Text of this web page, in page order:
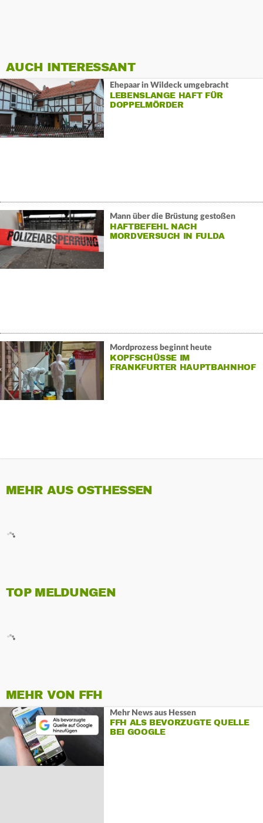
AUCH INTERESSANT
Ehepaar in Wildeck umgebracht
LEBENSLANGE HAFT FÜR
DOPPELMÖRDER
Mann über die Brüstung gestoßen
HAFTBEFEHL NACH
MORDVERSUCH IN FULDA
Mordprozess beginnt heute
KOPFSCHÜSSE IM
FRANKFURTER HAUPTBAHNHOF
MEHR AUS OSTHESSEN
TOP MELDUNGEN
MEHR VON FFH
Mehr News aus Hessen
FFH ALS BEVORZUGTE QUELLE
BEI GOOGLE